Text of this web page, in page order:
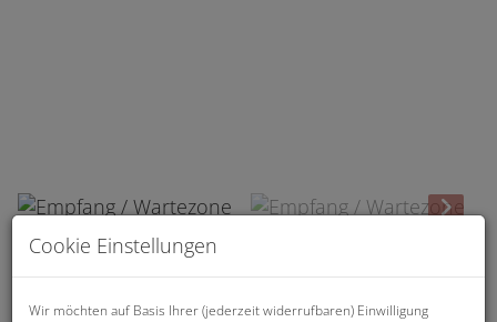
Beschreibung
Cookie Einstellungen
Wir möchten auf Basis Ihrer (jederzeit widerrufbaren) Einwilligung